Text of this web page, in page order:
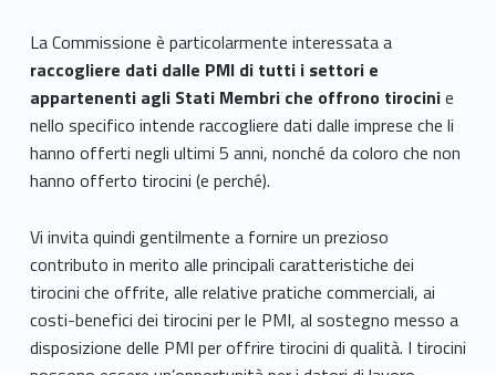
La Commissione è particolarmente interessata a
raccogliere dati dalle PMI di tutti i settori e
appartenenti agli Stati Membri che offrono tirocinie
nello specifico intende raccogliere dati dalle imprese che li
hanno offerti negli ultimi 5 anni, nonché da coloro che non
hanno offerto tirocini (e perché).
Vi invita quindi gentilmente a fornire un prezioso
contributo in merito alle principali caratteristiche dei
tirocini che offrite, alle relative pratiche commerciali, ai
costi-benefici dei tirocini per le PMI, al sostegno messo a
disposizione delle PMI per offrire tirocini di qualità. I tirocini